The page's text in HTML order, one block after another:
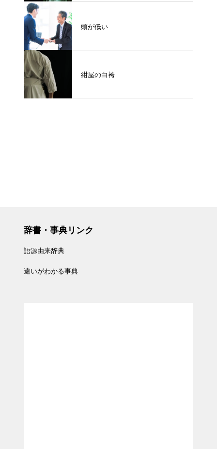
頭が低い
紺屋の白袴
辞書・事典リンク
語源由来辞典
違いがわかる事典